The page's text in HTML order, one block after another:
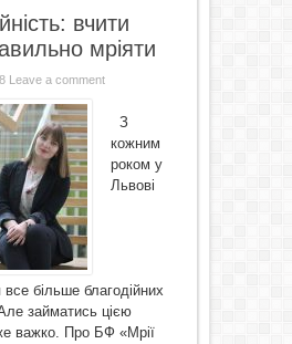
вчити
мріяти
Leave a comment
З
кожним
роком у
Львові
більше благодійних
займатись цією
важко. Про БФ «Мрії